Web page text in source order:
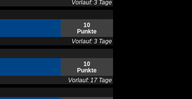
Vorlauf: 3 Tage
10
Punkte
Vorlauf: 3 Tage
10
Punkte
Vorlauf: 17 Tage